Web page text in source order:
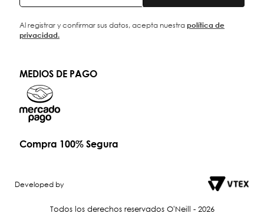
Al registrar y confirmar sus datos, acepta nuestrapolítica de
privacidad.
MEDIOS DE PAGO
Compra 100% Segura
Todos los derechos reservados O'Neill - 2026
Developed by